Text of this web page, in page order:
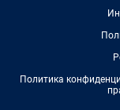
Политика